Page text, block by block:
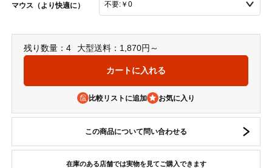
マウス（より快適に）
残り数量：4 大型送料：1,870円～
比較リストに追加
この商品について問い合わせる
在庫のある店舗では実物を見てご購入できます